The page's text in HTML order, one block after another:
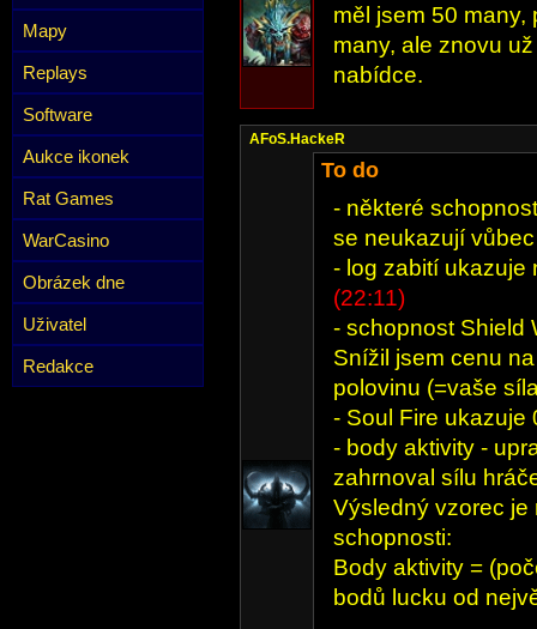
Mapy
Replays
Software
Aukce ikonek
Rat Games
WarCasino
Obrázek dne
Uživatel
Redakce
měl jsem 50 many,
many, ale znovu
nabídce.
AFoS.HackeR
To do
- některé
se neukazují
- log zabití
(22:11)
- schopnost Shield
Snížil jsem cenu
polovinu (=vaše
- Soul Fire
- body aktivity -
zahrnoval sílu
Výsledný vzorec je
schopnosti:
Body aktivity =
bodů lucku od